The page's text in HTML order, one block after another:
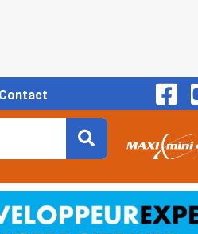
Contact